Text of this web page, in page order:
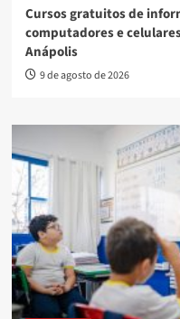
Cursos gratuitos de
computadores e
Anápolis
9 de agosto de 2026